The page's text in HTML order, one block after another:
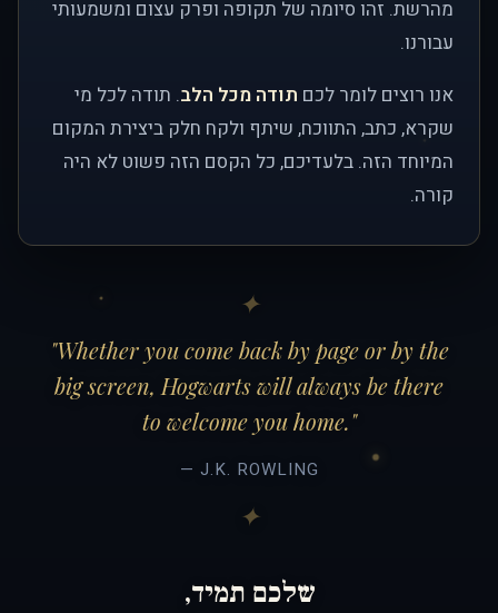
מהרשת. זהו סיומה של תקופה ופרק עצום ומשמעותי
עבורנו.
אנו רוצים לומר לכם תודה מכל הלב. תודה לכל מי
שקרא, כתב, התווכח, שיתף ולקח חלק ביצירת המקום
המיוחד הזה. בלעדיכם, כל הקסם הזה פשוט לא היה
קורה.
"Whether you come back by page or by the
big screen, Hogwarts will always be there
to welcome you home."
— J.K. ROWLING
שלכם תמיד,